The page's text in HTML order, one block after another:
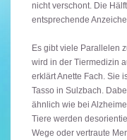
nicht verschont. Die
entsprechende
Es gibt viele Parallelen
wird in der Tiermedizin
erklärt Anette Fach. Sie
Tasso in Sulzbach.
ähnlich wie bei
Tiere werden
Wege oder vertraute